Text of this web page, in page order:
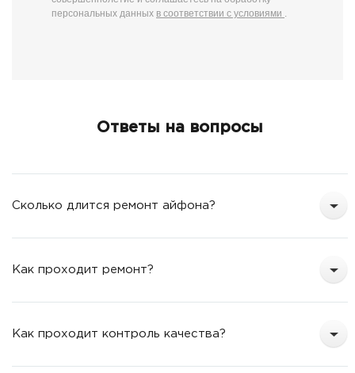
персональных данных в соответствии с условиями .
Ответы на вопросы
Сколько длится ремонт айфона?
Как проходит ремонт?
Как проходит контроль качества?